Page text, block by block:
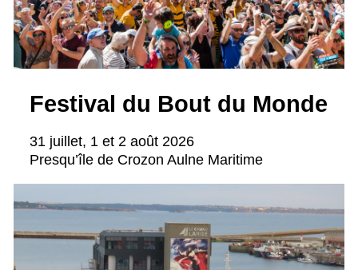
Festival du Bout du Monde
31 juillet, 1 et 2 août 2026
Presqu’île de Crozon Aulne Maritime